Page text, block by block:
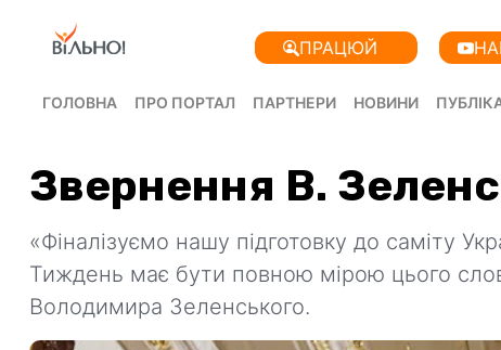
ПРАЦЮЙ
ГОЛОВНА ПРО ПОРТАЛ ПАРТНЕРИ НОВИНИ
Звернення В.
«Фіналізуємо нашу підготовку до саміту
Тиждень має бути повною мірою цього
Володимира Зеленського.